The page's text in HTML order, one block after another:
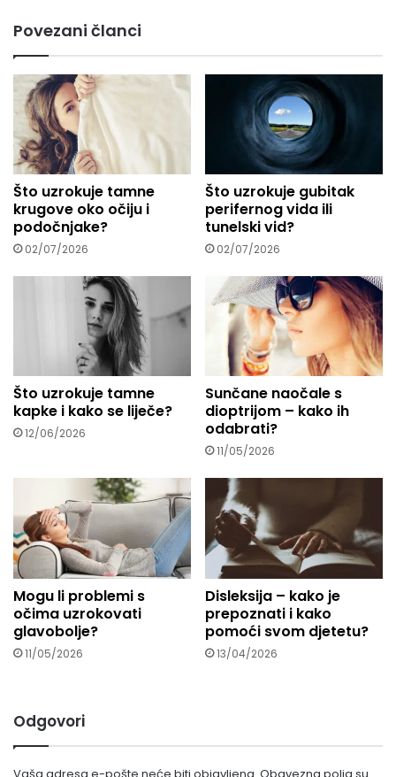
a
e
s
u
.
.
.
Povezani članci
Što uzrokuje tamne
krugove oko očiju i
podočnjake?
02/07/2026
Što uzrokuje gubitak
perifernog vida ili
tunelski vid?
02/07/2026
Što uzrokuje tamne
kapke i kako se liječe?
12/06/2026
Sunčane naočale s
dioptrijom – kako ih
odabrati?
11/05/2026
Mogu li problemi s
očima uzrokovati
glavobolje?
11/05/2026
Disleksija – kako je
prepoznati i kako
pomoći svom djetetu?
13/04/2026
Odgovori
Vaša adresa e-pošte neće biti objavljena. Obavezna polja su